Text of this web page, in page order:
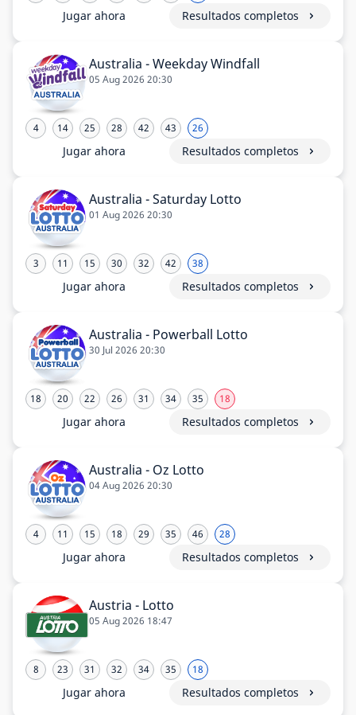
Jugar ahora Resultados completos
Australia - Weekday Windfall
05 Aug 2026 20:30
4 14 25 28 42 43 26
Jugar ahora Resultados completos
Australia - Saturday Lotto
01 Aug 2026 20:30
3 11 15 30 32 42 38
Jugar ahora Resultados completos
Australia - Powerball Lotto
30 Jul 2026 20:30
18 20 22 26 31 34 35 18
Jugar ahora Resultados completos
Australia - Oz Lotto
04 Aug 2026 20:30
4 11 15 18 29 35 46 28
Jugar ahora Resultados completos
Austria - Lotto
05 Aug 2026 18:47
8 23 31 32 34 35 18
Jugar ahora Resultados completos